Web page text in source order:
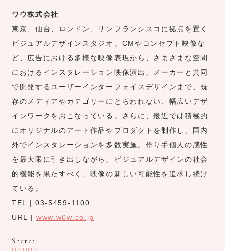
ワウ株式会社
東京、仙台、ロンドン、サンフランシスコに拠点を置く
ビジュアルデザインスタジオ。CMやコンセプト映像な
ど、広告における多様な映像表現から、さまざまな空間
におけるインスタレーション映像演出、メーカーと共同
で開発するユーザーインターフェイスデザインまで、既
存のメディアやカテゴリーにとらわれない、幅広いデザ
インワークをおこなっている。さらに、最近では積極的
にオリジナルのアート作品やプロダクトを制作し、国内
外でインスタレーションを多数実施。作り手個人の感性
を最大限に引き出しながら、ビジュアルデザインの社会
的機能を果たすべく、映像の新しい可能性を追求し続け
ている。
TEL | 03-5459-1100
URL |www.w0w.co.jp
Share: